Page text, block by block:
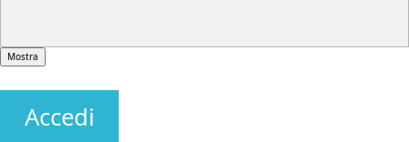
Mostra
Accedi